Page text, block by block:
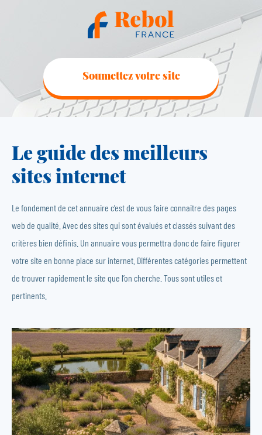
Soumettez votre site
Le guide des meilleurs
sites internet
Le fondement de cet annuaire c’est de vous faire connaitre des pages
web de qualité. Avec des sites qui sont évalués et classés suivant des
critères bien définis. Un annuaire vous permettra donc de faire figurer
votre site en bonne place sur internet. Différentes catégories permettent
de trouver rapidement le site que l’on cherche. Tous sont utiles et
pertinents.